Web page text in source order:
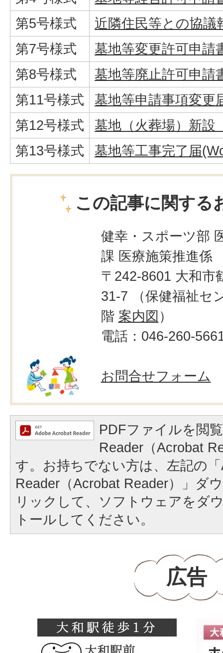
第5号様式
近隣住民等との協議
第7号様式
墓地等変更許可申請
第8号様式
墓地等廃止許可申請
第11号様式
墓地等申請事項変更
第12号様式
墓地（火葬場）新設
第13号様式
墓地等工事完了届
この記事に関する
健幸・スポーツ部
課 医療施策推進係
〒242-8601 大和市
31-7 （保健福祉セ
階 案内図 ）
電話：046-260-
お問合せフォーム
PDFファイルを閲
Reader（Acrobat
す。お持ちでない方は、左記の
Reader（Acrobat Reader）」ダ
リックして、ソフトウェアをダ
トールしてください。
広告